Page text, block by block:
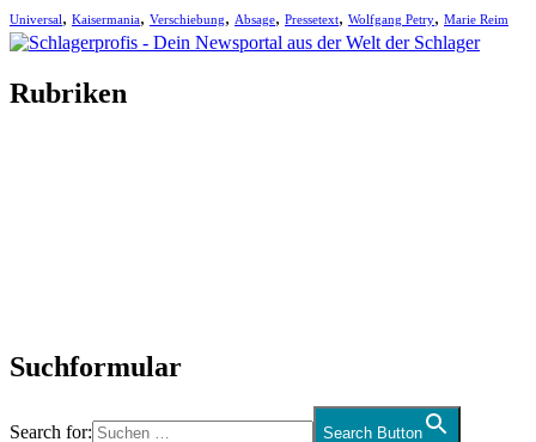
Universal, Kaisermania, Verschiebung, Absage, Pressetext, Wolfgang Petry, Marie Reim
Rubriken
Suchformular
Search for: Search Button